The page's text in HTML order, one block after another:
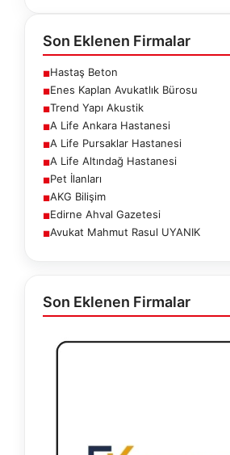
Son Eklenen Firmalar
■Hastaş Beton
■Enes Kaplan Avukatlık Bürosu
■Trend Yapı Akustik
■A Life Ankara Hastanesi
■A Life Pursaklar Hastanesi
■A Life Altındağ Hastanesi
■Pet İlanları
■AKG Bilişim
■Edirne Ahval Gazetesi
■Avukat Mahmut Rasul UYANIK
Son Eklenen Firmalar